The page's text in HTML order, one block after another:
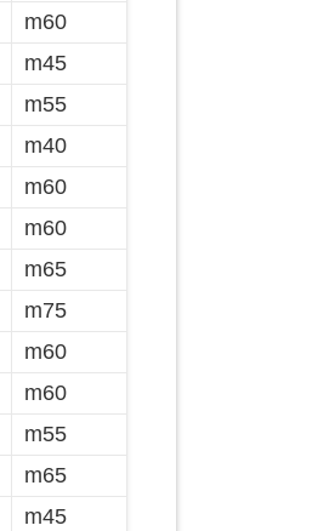
m60
m45
m55
m40
m60
m60
m65
m75
m60
m60
m55
m65
m45